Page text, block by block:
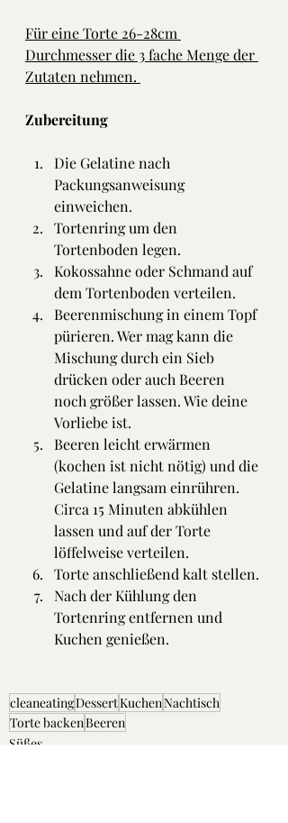
Für eine Torte 26-28cm
Durchmesser die 3 fache Menge der
Zutaten nehmen.
Zubereitung
Die Gelatine nach
Packungsanweisung
einweichen.
Tortenring um den
Tortenboden legen.
Kokossahne oder Schmand auf
dem Tortenboden verteilen.
Beerenmischung in einem Topf
pürieren. Wer mag kann die
Mischung durch ein Sieb
drücken oder auch Beeren
noch größer lassen. Wie deine
Vorliebe ist.
Beeren leicht erwärmen
(kochen ist nicht nötig) und die
Gelatine langsam einrühren.
Circa 15 Minuten abkühlen
lassen und auf der Torte
löffelweise verteilen.
Torte anschließend kalt stellen.
Nach der Kühlung den
Tortenring entfernen und
Kuchen genießen.
cleaneatingDessertKuchenNachtisch
Torte backenBeeren
Süßes